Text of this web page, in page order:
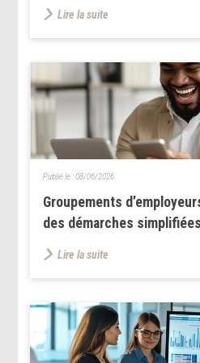
Lire la suite
Groupements
des démarches simplifiées
Publié le :08/06/2026
Lire la suite